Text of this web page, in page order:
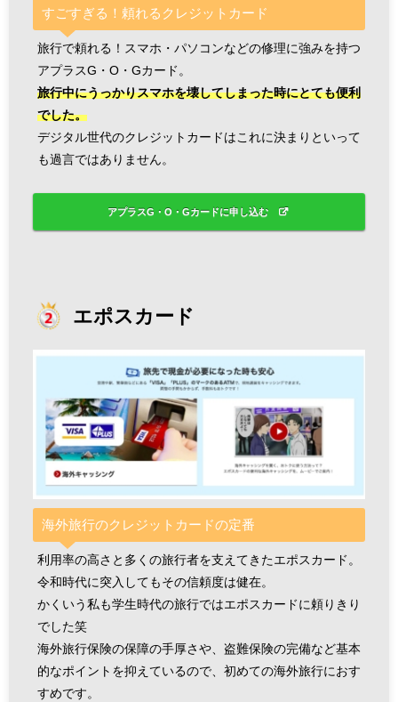
すごすぎる！頼れるクレジットカード
旅行で頼れる！スマホ・パソコンなどの修理に強みを持つ
アプラスG・O・Gカード。
旅行中にうっかりスマホを壊してしまった時にとても便利
でした。
デジタル世代のクレジットカードはこれに決まりといって
も過言ではありません。
アプラスG・O・Gカードに申し込む
エポスカード
海外旅行のクレジットカードの定番
利用率の高さと多くの旅行者を支えてきたエポスカード。
令和時代に突入してもその信頼度は健在。
かくいう私も学生時代の旅行ではエポスカードに頼りきり
でした笑
海外旅行保険の保障の手厚さや、盗難保険の完備など基本
的なポイントを抑えているので、初めての海外旅行におす
すめです。